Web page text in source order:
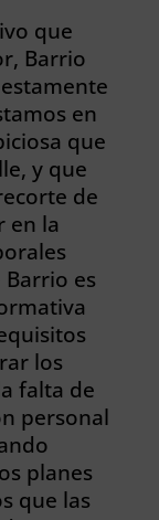
que
Barrio
en
que
y que
de
en la
Barrio es
los
falta de
personal
planes
que las